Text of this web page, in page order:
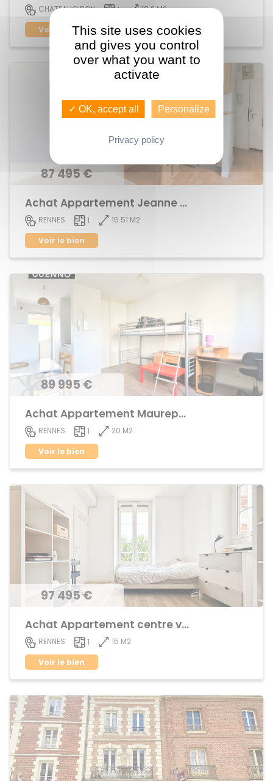
CHATEAUGIRON 1
18.2 M2
Voir le bien
87 495 €
Achat Appartement Jeanne d'Arc
RENNES 1
15.51 M2
Voir le bien
89 995 €
Achat Appartement Maurepas
RENNES 1
20 M2
Voir le bien
97 495 €
Achat Appartement centre ville
RENNES 1
15 M2
Voir le bien
This site uses cookies
and gives you control
over what you want to
activate
✓ OK, accept all Personalize
Privacy policy